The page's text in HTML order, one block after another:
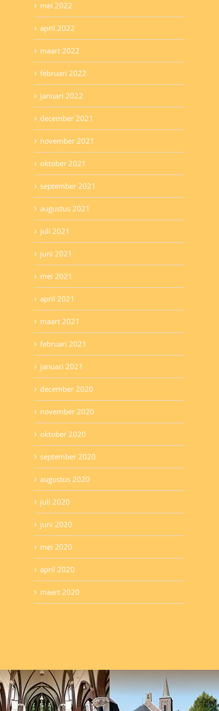
mei 2022
april 2022
maart 2022
februari 2022
januari 2022
december 2021
november 2021
oktober 2021
september 2021
augustus 2021
juli 2021
juni 2021
mei 2021
april 2021
maart 2021
februari 2021
januari 2021
december 2020
november 2020
oktober 2020
september 2020
augustus 2020
juli 2020
juni 2020
mei 2020
april 2020
maart 2020